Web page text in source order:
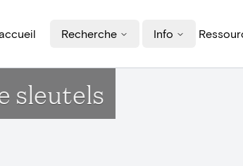
Recherche Info
sleutels